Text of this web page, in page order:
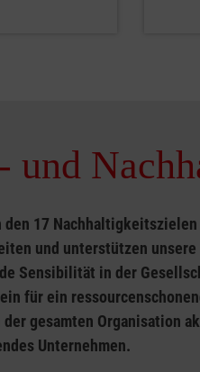
und
17
und unterstützen
Sensibilität in der
für ein
gesamten Organisation
Unternehmen.